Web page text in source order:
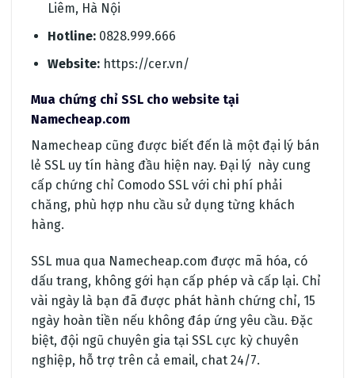
Liêm, Hà Nội
Hotline:0828.999.666
Website:https://cer.vn/
Mua chứng chỉ SSL cho website tại
Namecheap.com
Namecheap cũng được biết đến là một đại lý bán
lẻ SSL uy tín hàng đầu hiện nay. Đại lý này cung
cấp chứng chỉ Comodo SSL với chi phí phải
chăng, phù hợp nhu cầu sử dụng từng khách
hàng.
SSL mua qua Namecheap.com được mã hóa, có
dấu trang, không gới hạn cấp phép và cấp lại. Chỉ
vài ngày là bạn đã được phát hành chứng chỉ, 15
ngày hoàn tiền nếu không đáp ứng yêu cầu. Đặc
biệt, đội ngũ chuyên gia tại SSL cực kỳ chuyên
nghiệp, hỗ trợ trên cả email, chat 24/7.